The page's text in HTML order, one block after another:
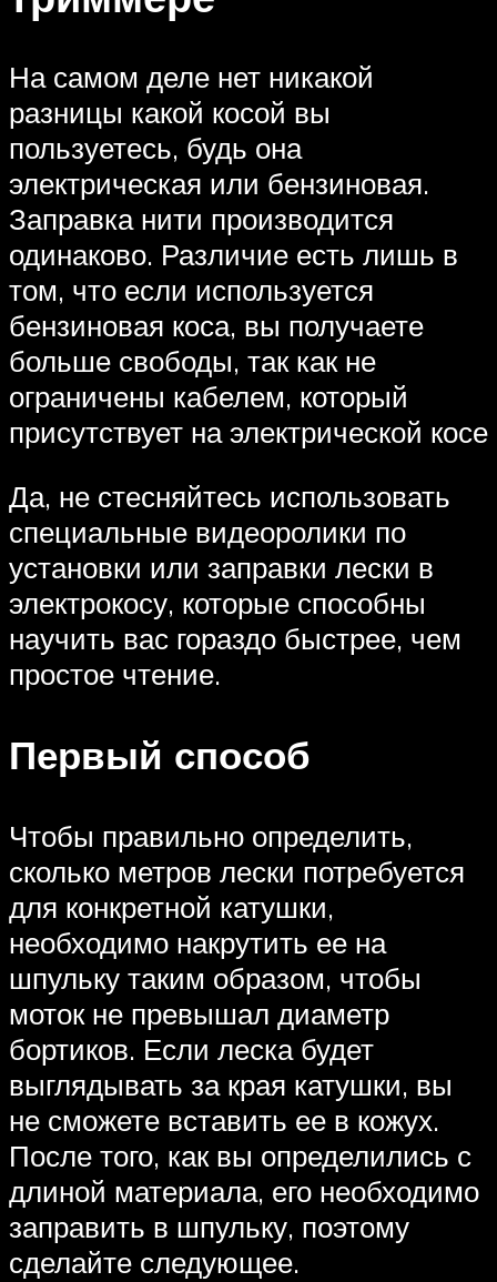
На самом деле нет никакой
разницы какой косой вы
пользуетесь, будь она
электрическая или бензиновая.
Заправка нити производится
одинаково. Различие есть лишь в
том, что если используется
бензиновая коса, вы получаете
больше свободы, так как не
ограничены кабелем, который
присутствует на электрической косе
Да, не стесняйтесь использовать
специальные видеоролики по
установки или заправки лески в
электрокосу, которые способны
научить вас гораздо быстрее, чем
простое чтение.
Первый способ
Чтобы правильно определить,
сколько метров лески потребуется
для конкретной катушки,
необходимо накрутить ее на
шпульку таким образом, чтобы
моток не превышал диаметр
бортиков. Если леска будет
выглядывать за края катушки, вы
не сможете вставить ее в кожух.
После того, как вы определились с
длиной материала, его необходимо
заправить в шпульку, поэтому
сделайте следующее.